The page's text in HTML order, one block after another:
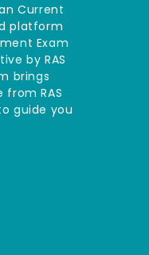
Current
platform
Exam
by RAS
brings
RAS
guide you